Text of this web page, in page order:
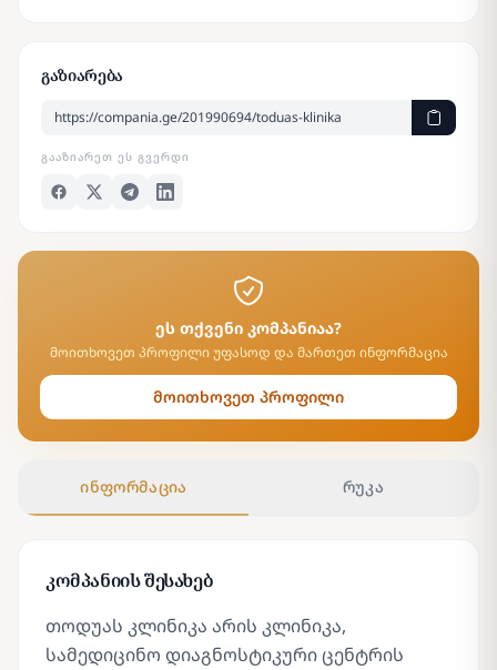
გაზიარება
ᲒᲐᲐᲖᲘᲐᲠᲔᲗ ᲔᲡ ᲒᲕᲔᲠᲓᲘ
ეს თქვენი კომპანიაა?
მოითხოვეთ პროფილი უფასოდ და მართეთ ინფორმაცია
მოითხოვეთ პროფილი
ინფორმაცია რუკა
კომპანიის შესახებ
თოდუას კლინიკა არის კლინიკა,
სამედიცინო დიაგნოსტიკური ცენტრის